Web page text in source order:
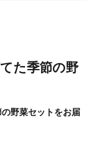
た季節の野
野菜セットをお届